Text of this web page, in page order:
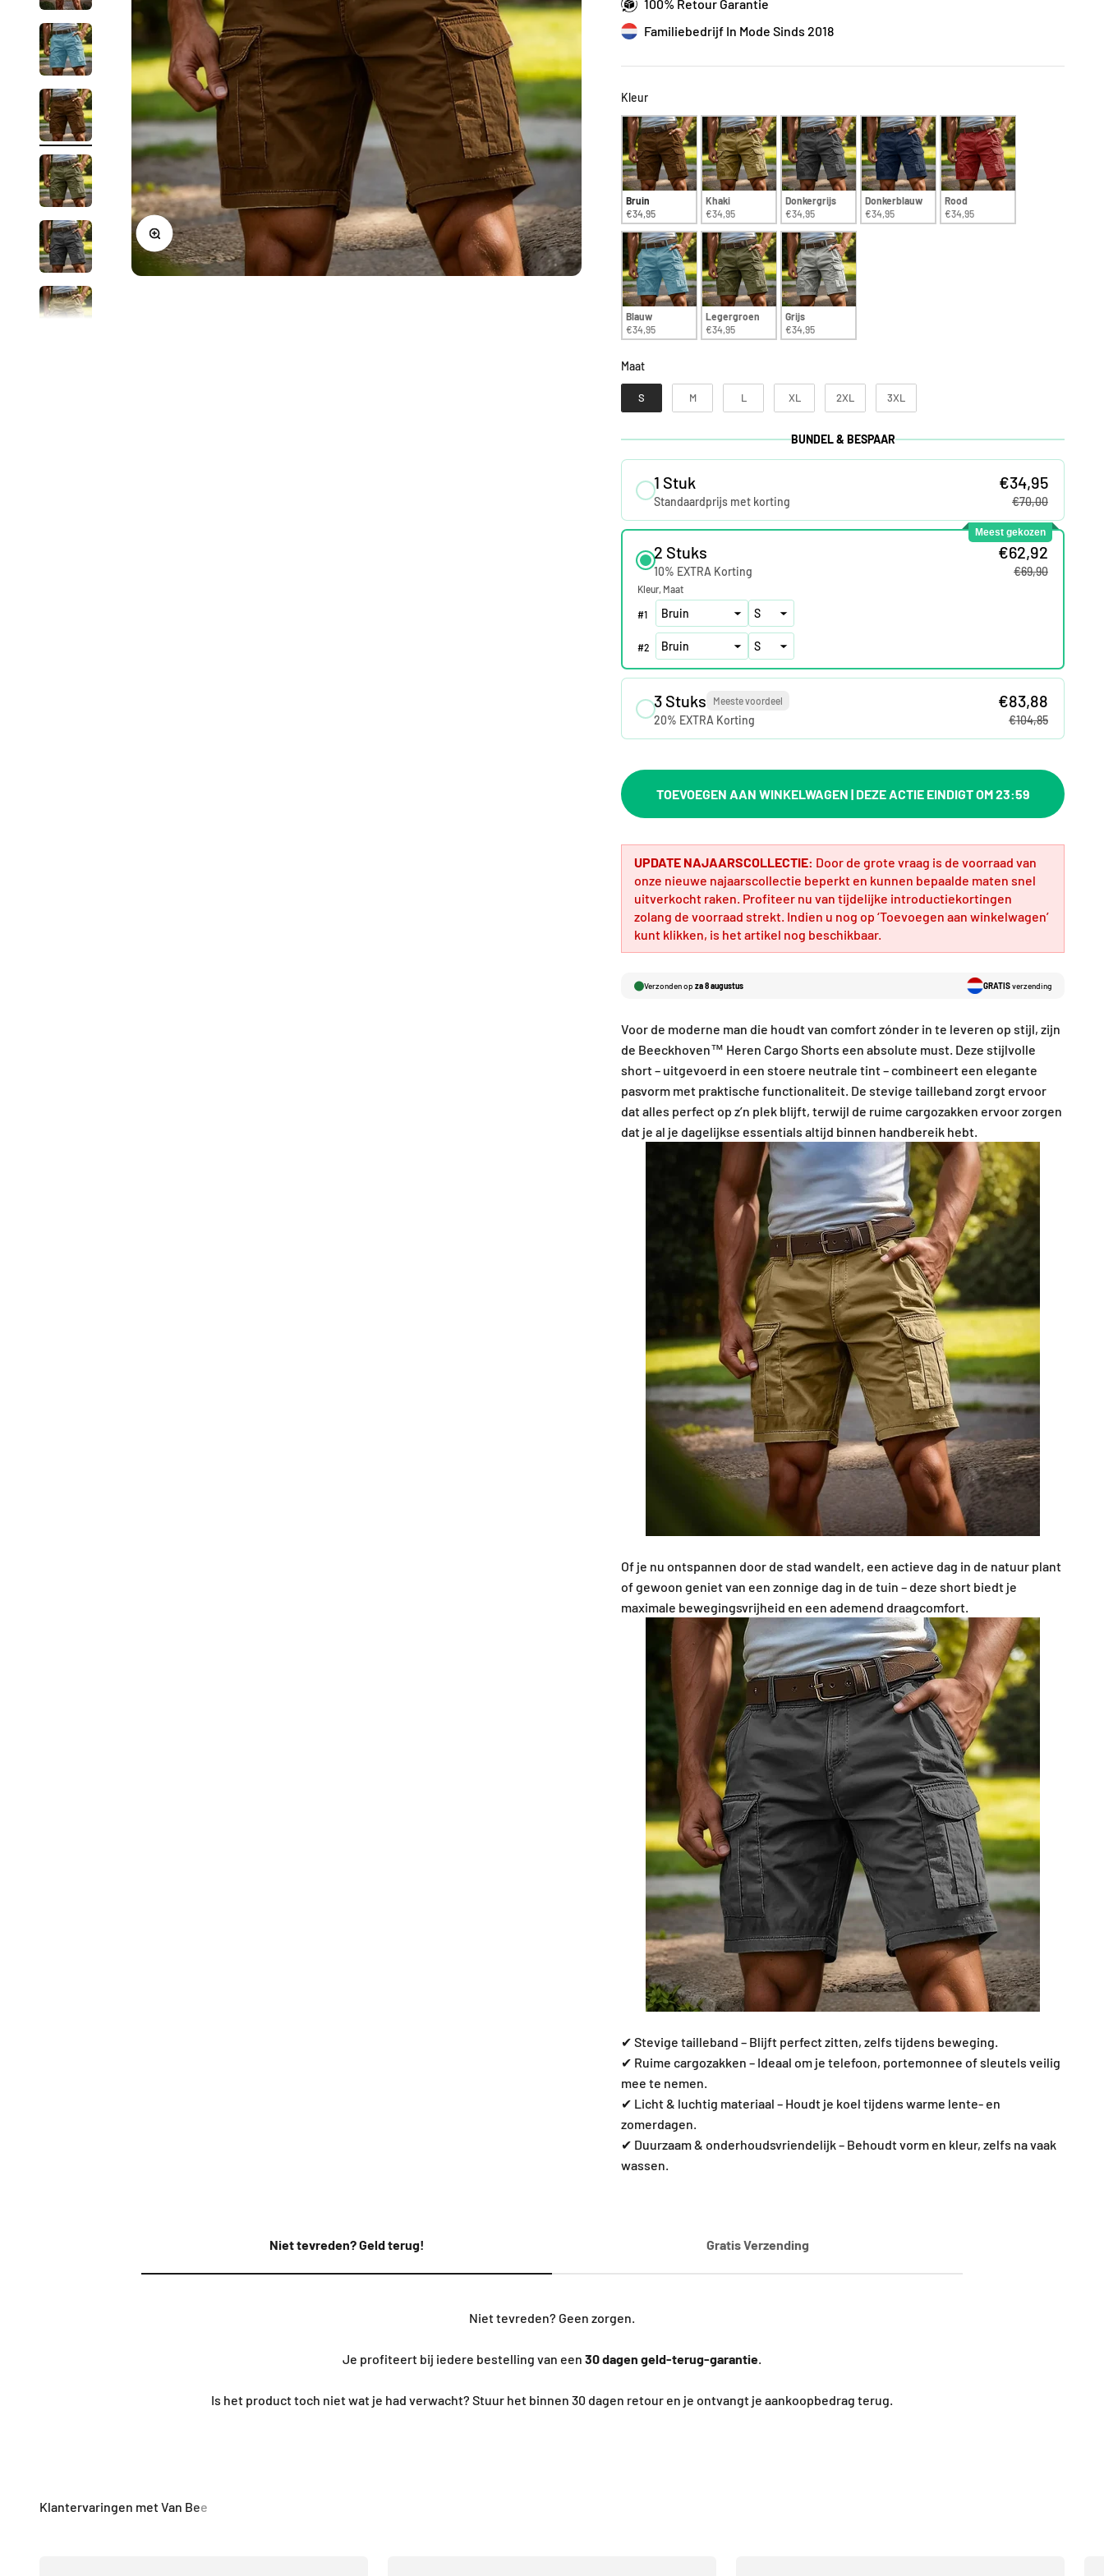
In-/uitzoomen
100% Retour Garantie
Familiebedrijf In Mode Sinds 2018
KleurKleur
Bruin
€34,95
Khaki
€34,95
Donkergrijs
€34,95
Donkerblauw
€34,95
Rood
€34,95
Blauw
€34,95
Legergroen
€34,95
Grijs
€34,95
MaatMaat
S M L XL 2XL 3XL
BUNDEL & BESPAAR
1 Stuk
Standaardprijs met korting
€34,95
€70,00
Meest gekozen
2 Stuks
10% EXTRA Korting
€62,92
€69,90
Kleur Maat
#1
#2
3 Stuks Meeste voordeel
20% EXTRA Korting
€83,88
€104,85
TOEVOEGEN AAN WINKELWAGEN | DEZE ACTIE EINDIGT OM 23:59
UPDATE NAJAARSCOLLECTIE: Door de grote vraag is de voorraad van
onze nieuwe najaarscollectie beperkt en kunnen bepaalde maten snel
uitverkocht raken. Profiteer nu van tijdelijke introductiekortingen
zolang de voorraad strekt. Indien u nog op ‘Toevoegen aan winkelwagen’
kunt klikken, is het artikel nog beschikbaar.
Verzonden op za 8 augustus GRATISverzending
Voor de moderne man die houdt van comfort zónder in te leveren op stijl, zijn
de Beeckhoven™ Heren Cargo Shorts een absolute must. Deze stijlvolle
short – uitgevoerd in een stoere neutrale tint – combineert een elegante
pasvorm met praktische functionaliteit. De stevige tailleband zorgt ervoor
dat alles perfect op z’n plek blijft, terwijl de ruime cargozakken ervoor zorgen
dat je al je dagelijkse essentials altijd binnen handbereik hebt.
Of je nu ontspannen door de stad wandelt, een actieve dag in de natuur plant
of gewoon geniet van een zonnige dag in de tuin – deze short biedt je
maximale bewegingsvrijheid en een ademend draagcomfort.
✔ Stevige tailleband – Blijft perfect zitten, zelfs tijdens beweging.
✔ Ruime cargozakken – Ideaal om je telefoon, portemonnee of sleutels veilig
mee te nemen.
✔ Licht & luchtig materiaal – Houdt je koel tijdens warme lente- en
zomerdagen.
✔ Duurzaam & onderhoudsvriendelijk – Behoudt vorm en kleur, zelfs na vaak
wassen.
Niet tevreden? Geld terug!
Niet tevreden? Geen zorgen.
Je profiteert bij iedere bestelling van een 30 dagen geld-terug-garantie.
Is het product toch niet wat je had verwacht? Stuur het binnen 30 dagen retour en je ontvangt je aankoopbedrag terug.
Gratis Verzending